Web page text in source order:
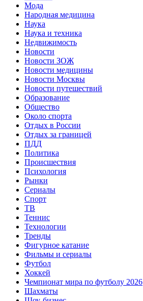
Мода
Народная медицина
Наука
Наука и техника
Недвижимость
Новости
Новости ЗОЖ
Новости медицины
Новости Москвы
Новости путешествий
Образование
Общество
Около спорта
Отдых в России
Отдых за границей
ПДД
Политика
Происшествия
Психология
Рынки
Сериалы
Спорт
ТВ
Теннис
Технологии
Тренды
Фигурное катание
Фильмы и сериалы
Футбол
Хоккей
Чемпионат мира по футболу 2026
Шахматы